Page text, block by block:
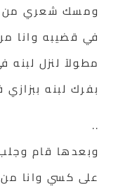
ومسك شعري من
في قضيبه وانا مربطة
مطولآ لنزل لبنه في
بفرك لبنه ببزازي فرك
وبعدها قام وجلب
على كسي وانا من الوجع